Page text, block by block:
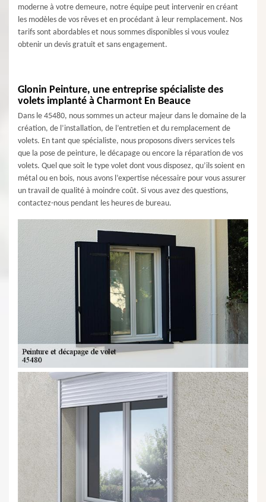
moderne à votre demeure, notre équipe peut intervenir en créant
les modèles de vos rêves et en procédant à leur remplacement. Nos
tarifs sont abordables et nous sommes disponibles si vous voulez
obtenir un devis gratuit et sans engagement.
Glonin Peinture, une entreprise spécialiste des
volets implanté à Charmont En Beauce
Dans le 45480, nous sommes un acteur majeur dans le domaine de la
création, de l’installation, de l’entretien et du remplacement de
volets. En tant que spécialiste, nous proposons divers services tels
que la pose de peinture, le décapage ou encore la réparation de vos
volets. Quel que soit le type volet dont vous disposez, qu’ils soient en
métal ou en bois, nous avons l’expertise nécessaire pour vous assurer
un travail de qualité à moindre coût. Si vous avez des questions,
contactez-nous pendant les heures de bureau.